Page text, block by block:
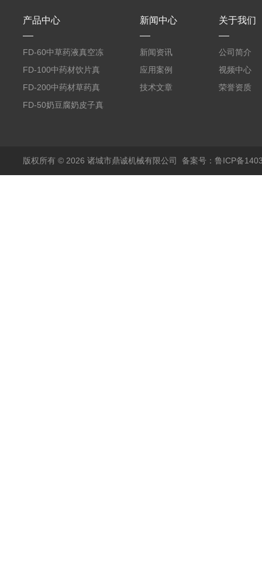
产品中心
FD-60中草药液真空冻
干机
FD-100中药材饮片真
空冻干机
FD-200中药材草药真
空冻干机
FD-50奶豆腐奶皮子真
新闻中心
新闻资讯
应用案例
技术文章
关于我们
公司简介
视频中心
荣誉资质
版权所有 © 2026 诸城市鼎诚机械有限公司 备案号：鲁ICP备